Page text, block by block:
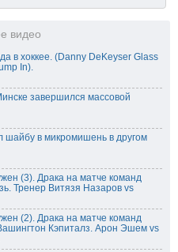
видео
в хоккее. (Danny DeKeyser Glass
In).
завершился массовой
шайбу в микромишень в другом
(3). Драка на матче команд
Тренер Витязя Назаров vs
(2). Драка на матче команд
Кэпиталз. Арон Эшем vs